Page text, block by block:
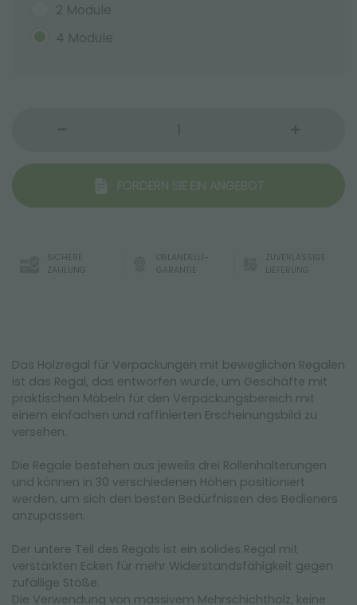
2 Module
4 Module
FORDERN SIE EIN ANGEBOT
SICHERE
ZAHLUNG
ORLANDELLI-
GARANTIE
ZUVERLÄSSIGE
LIEFERUNG
Das Holzregal für Verpackungen mit beweglichen Regalen
ist das Regal, das entworfen wurde, um Geschäfte mit
praktischen Möbeln für den Verpackungsbereich mit
einem einfachen und raffinierten Erscheinungsbild zu
versehen.
Die Regale bestehen aus jeweils drei Rollenhalterungen
und können in 30 verschiedenen Höhen positioniert
werden, um sich den besten Bedürfnissen des Bedieners
anzupassen.
Der untere Teil des Regals ist ein solides Regal mit
verstärkten Ecken für mehr Widerstandsfähigkeit gegen
zufällige Stöße.
Die Verwendung von massivem Mehrschichtholz, keine